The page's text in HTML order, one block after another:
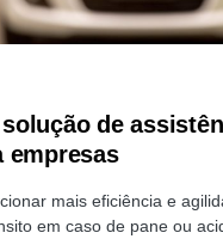
de
empresas
mais eficiência e
em caso de pane ou